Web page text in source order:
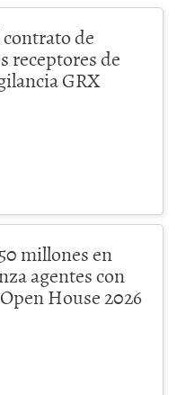
de
receptores de
GRX
millones en
agentes con
House 2026